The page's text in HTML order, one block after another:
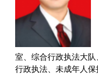
室、综合行政执法大队
行政执法、未成年人保